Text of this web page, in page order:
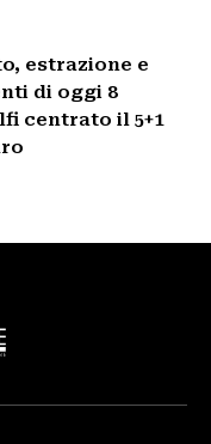
estrazione e
di oggi 8
centrato il 5+1